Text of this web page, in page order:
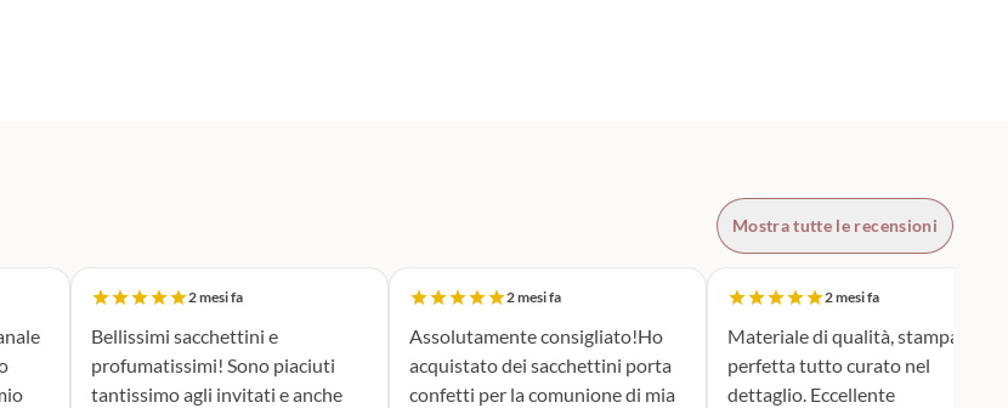
Mostra tutte le recensioni
2 mesi fa
Bellissimi sacchettini e
profumatissimi! Sono piaciuti
tantissimo agli invitati e anche
2 mesi fa
Assolutamente consigliato!Ho
acquistato dei sacchettini porta
confetti per la comunione di mia
2 mesi fa
Materiale di qualità, stampa
perfetta tutto curato nel
dettaglio. Eccellente